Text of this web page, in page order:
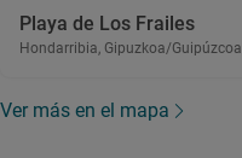
Playa de Los Frailes
Hondarribia, Gipuzkoa/Guipúzcoa
Ver más en el mapa